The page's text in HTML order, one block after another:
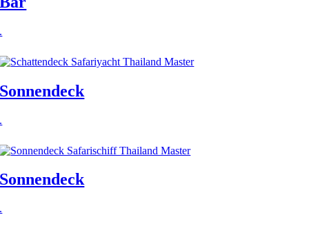
.
Sonnendeck
.
Sonnendeck
.